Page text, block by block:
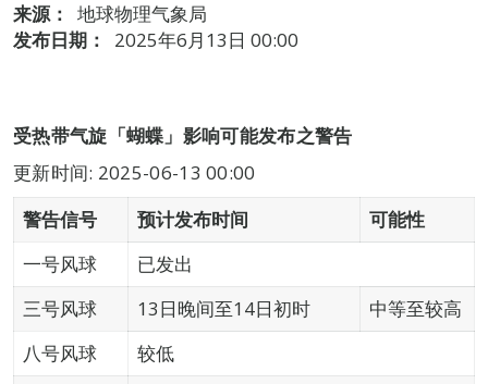
来源：
地球物理气象局
发布日期：
2025年6月13日 00:00
受热带气旋「蝴蝶」影响可能发布之警告
更新时间: 2025-06-13 00:00
警告信号
预计发布时间
可能性
一号风球
已发出
三号风球
13日晚间至14日初时
中等至较高
八号风球
较低